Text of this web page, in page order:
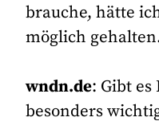
brauche, hätte
möglich
wndn.de: Gibt
besonders